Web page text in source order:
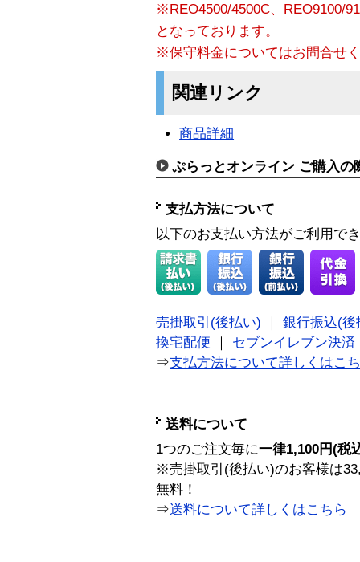
※REO4500/4500C、REO9100/
となっております。
※保守料金についてはお問合せ
関連リンク
商品詳細
ぷらっとオンライン ご購入の
支払方法について
以下のお支払い方法がご利用で
売掛取引(後払い)
銀行振込(後
換宅配便
セブンイレブン決済
⇒支払方法について詳しくはこ
送料について
1つのご注文毎に一律1,100円(税
※売掛取引(後払い)のお客様は
無料！
⇒送料について詳しくはこちら